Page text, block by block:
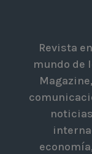
Revista
mundo de